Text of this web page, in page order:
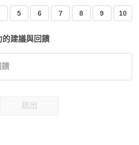
5 6 7 8 9 10
的建議與回饋
送出